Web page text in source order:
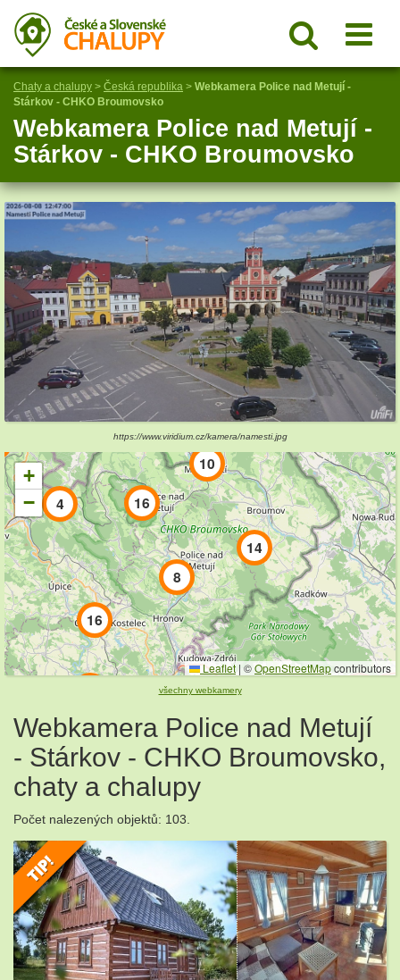
Chaty a chalupy > Česká republika > Webkamera Police nad Metují -
Stárkov - CHKO Broumovsko
Webkamera Police nad Metují -
Stárkov - CHKO Broumovsko
https://www.viridium.cz/kamera/namesti.jpg
14
10
8
16
16
4
+
−
Leaflet | ©OpenStreetMapcontributors
všechny webkamery
Webkamera Police nad Metují
- Stárkov - CHKO Broumovsko,
chaty a chalupy
Počet nalezených objektů: 103.